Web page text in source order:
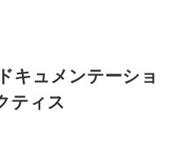
キュメンテーショ
ティス